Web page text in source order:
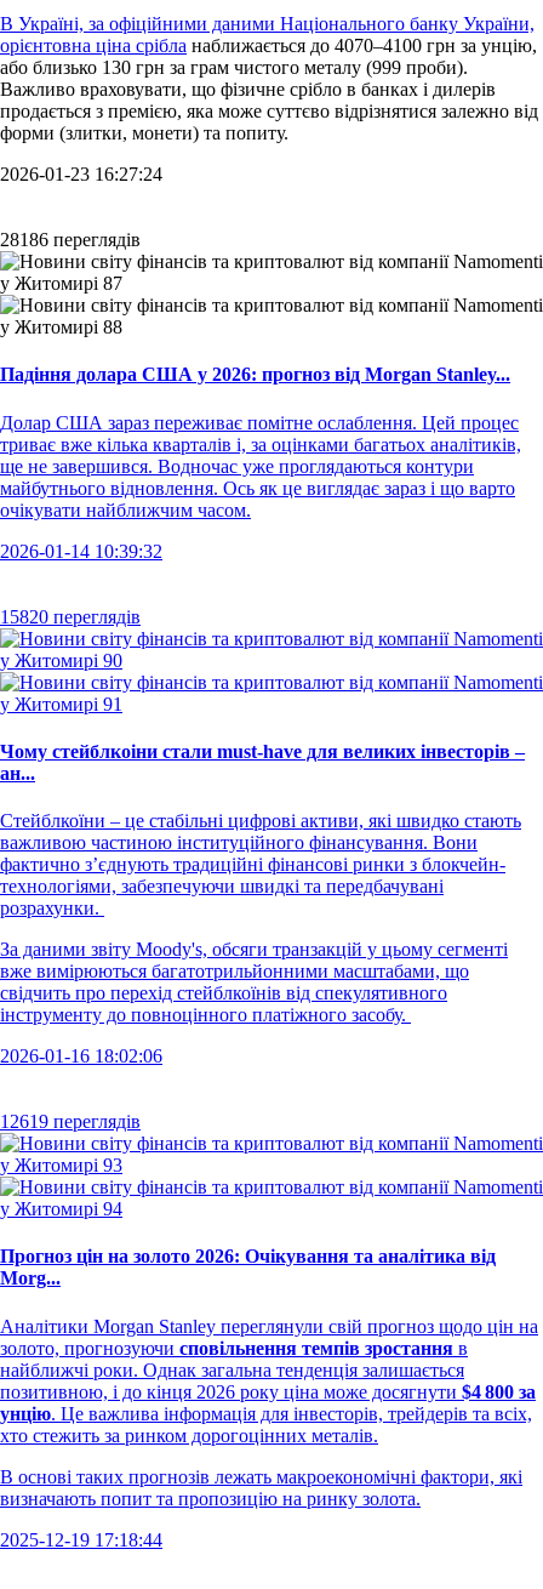
В Україні, за офіційними даними Національного банку України,
орієнтовна ціна срібла наближається до 4070–4100 грн за унцію,
або близько 130 грн за грам чистого металу (999 проби).
Важливо враховувати, що фізичне срібло в банках і дилерів
продається з премією, яка може суттєво відрізнятися залежно від
форми (злитки, монети) та попиту.
2026-01-23 16:27:24
28186 переглядів
Падіння долара США у 2026: прогноз від Morgan Stanley...
Долар США зараз переживає помітне ослаблення. Цей процес
триває вже кілька кварталів і, за оцінками багатьох аналітиків,
ще не завершився. Водночас уже проглядаються контури
майбутнього відновлення. Ось як це виглядає зараз і що варто
очікувати найближчим часом.
2026-01-14 10:39:32
15820 переглядів
Чому стейблкоіни стали must-have для великих інвесторів –
ан...
Стейблкоїни – це стабільні цифрові активи, які швидко стають
важливою частиною інституційного фінансування. Вони
фактично з’єднують традиційні фінансові ринки з блокчейн-
технологіями, забезпечуючи швидкі та передбачувані
розрахунки.
За даними звіту Moody's, обсяги транзакцій у цьому сегменті
вже вимірюються багатотрильйонними масштабами, що
свідчить про перехід стейблкоїнів від спекулятивного
інструменту до повноцінного платіжного засобу.
2026-01-16 18:02:06
12619 переглядів
Прогноз цін на золото 2026: Очікування та аналітика від
Morg...
Аналітики Morgan Stanley переглянули свій прогноз щодо цін на
золото, прогнозуючи сповільнення темпів зростання в
найближчі роки. Однак загальна тенденція залишається
позитивною, і до кінця 2026 року ціна може досягнути $4 800 за
унцію. Це важлива інформація для інвесторів, трейдерів та всіх,
хто стежить за ринком дорогоцінних металів.
В основі таких прогнозів лежать макроекономічні фактори, які
визначають попит та пропозицію на ринку золота.
2025-12-19 17:18:44